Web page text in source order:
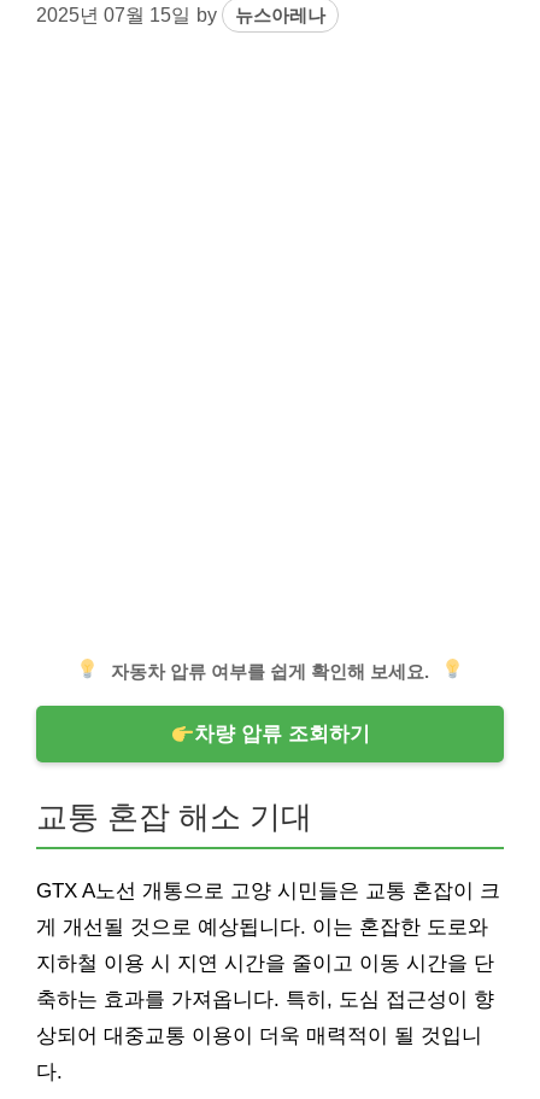
2025년 07월 15일 by 뉴스아레나
자동차 압류 여부를 쉽게 확인해 보세요.
차량 압류 조회하기
교통 혼잡 해소 기대
GTX A노선 개통으로 고양 시민들은 교통 혼잡이 크
게 개선될 것으로 예상됩니다. 이는 혼잡한 도로와
지하철 이용 시 지연 시간을 줄이고 이동 시간을 단
축하는 효과를 가져옵니다. 특히, 도심 접근성이 향
상되어 대중교통 이용이 더욱 매력적이 될 것입니
다.